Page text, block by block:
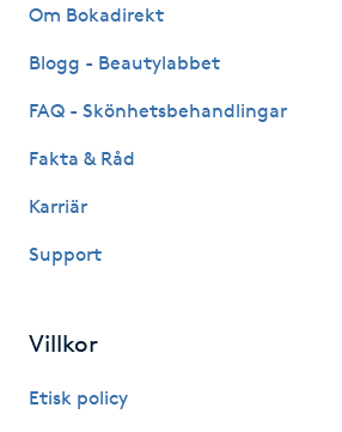
Manikyr & Pedikyr
Massage
Medicinsk massage
Medium
Om Bokadirekt
Blogg - Beautylabbet
FAQ - Skönhetsbehandlingar
Fakta & Råd
Karriär
Support
Villkor
Etisk policy